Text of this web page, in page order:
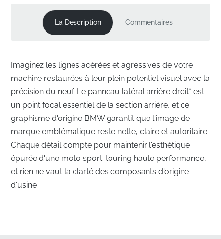
La Description Commentaires
Imaginez les lignes acérées et agressives de votre
machine restaurées à leur plein potentiel visuel avec la
précision du neuf. Le panneau latéral arrière droit* est
un point focal essentiel de la section arrière, et ce
graphisme d'origine BMW garantit que l'image de
marque emblématique reste nette, claire et autoritaire.
Chaque détail compte pour maintenir l'esthétique
épurée d'une moto sport-touring haute performance,
et rien ne vaut la clarté des composants d'origine
d'usine.